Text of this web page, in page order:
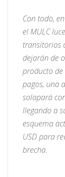
Con todo,
el MULC
transitorios
dejarán de
producto
pagos, una
solapará
llegando a
esquema
USD para
brecha.